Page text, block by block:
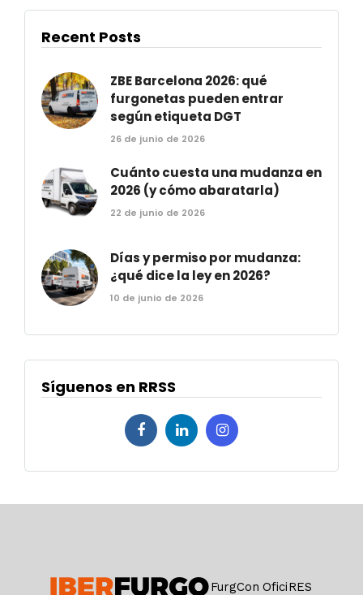
Recent Posts
ZBE Barcelona 2026: qué
furgonetas pueden entrar
según etiqueta DGT
26 de junio de 2026
Cuánto cuesta una mudanza en
2026 (y cómo abaratarla)
22 de junio de 2026
Días y permiso por mudanza:
¿qué dice la ley en 2026?
10 de junio de 2026
Síguenos en RRSS
FurgCon OficiRES